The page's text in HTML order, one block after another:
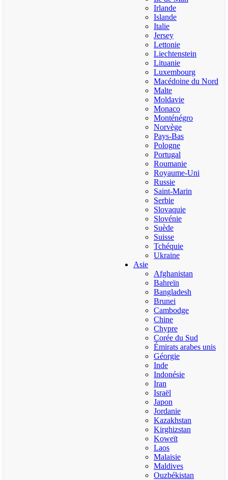
Irlande
Islande
Italie
Jersey
Lettonie
Liechtenstein
Lituanie
Luxembourg
Macédoine du Nord
Malte
Moldavie
Monaco
Monténégro
Norvège
Pays-Bas
Pologne
Portugal
Roumanie
Royaume-Uni
Russie
Saint-Marin
Serbie
Slovaquie
Slovénie
Suède
Suisse
Tchéquie
Ukraine
Asie
Afghanistan
Bahreïn
Bangladesh
Brunei
Cambodge
Chine
Chypre
Corée du Sud
Émirats arabes unis
Géorgie
Inde
Indonésie
Iran
Israël
Japon
Jordanie
Kazakhstan
Kirghizstan
Koweït
Laos
Malaisie
Maldives
Ouzbékistan